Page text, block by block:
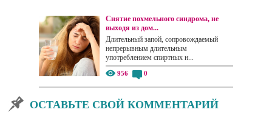
Снятие похмельного синдрома, не
выходя из дом...
Длительный запой, сопровождаемый
непрерывным длительным
употреблением спиртных н...
956 0
ОСТАВЬТЕ СВОЙ КОММЕНТАРИЙ